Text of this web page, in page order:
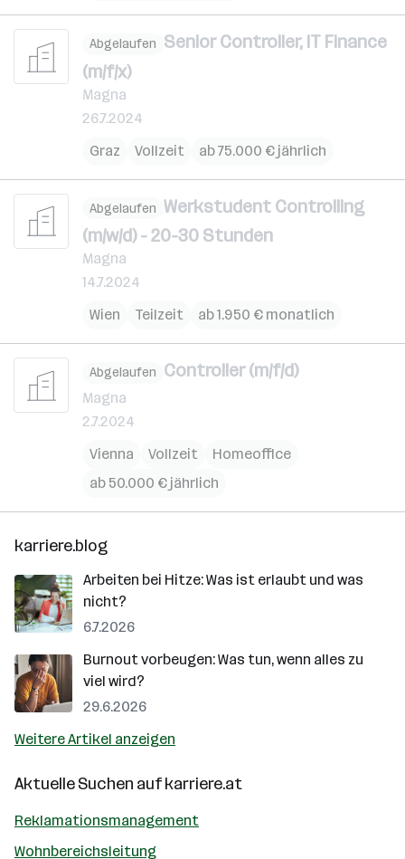
Abgelaufen Senior Controller, IT Finance
(m/f/x)
Magna
26.7.2024
Graz
Vollzeit ab 75.000 € jährlich
Abgelaufen Werkstudent Controlling
(m/w/d) - 20-30 Stunden
Magna
14.7.2024
Wien
Teilzeit ab 1.950 € monatlich
Abgelaufen Controller (m/f/d)
Magna
2.7.2024
Vienna
Vollzeit
Homeoffice
ab 50.000 € jährlich
karriere.blog
Arbeiten bei Hitze: Was ist erlaubt und was
nicht?
6.7.2026
Burnout vorbeugen: Was tun, wenn alles zu
viel wird?
29.6.2026
Weitere Artikel anzeigen
Aktuelle Suchen aufkarriere.at
Reklamationsmanagement
Wohnbereichsleitung